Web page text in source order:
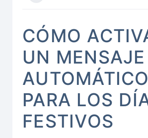
CÓMO
UN MENSAJE
AUTOMÁTICO
PARA LOS
FESTIVOS